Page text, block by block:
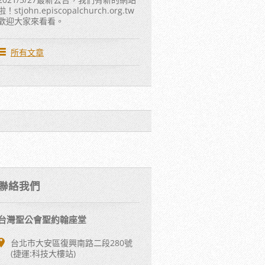
！stjohn.episcopalchurch.org.tw
迎大家來看看。
所有文章
絡我們
灣聖公會聖約翰座堂
台北市大安區復興南路二段280號
(捷運:科技大樓站)